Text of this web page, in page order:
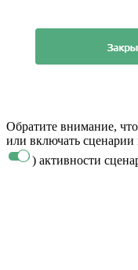
Обратите внимание,
или включать
) активности